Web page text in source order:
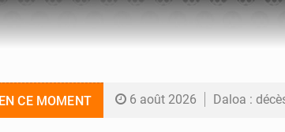
EN CE MOMENT 6 août 2026 Daloa : décès du